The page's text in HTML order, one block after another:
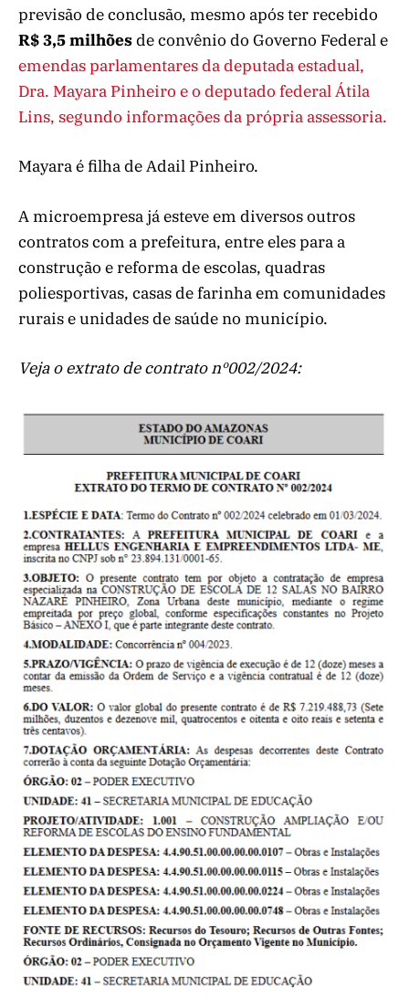
previsão de conclusão, mesmo após ter recebido
R$ 3,5 milhõesde convênio do Governo Federal e
emendas parlamentares da deputada estadual,
Dra. Mayara Pinheiro e o deputado federal Átila
Lins, segundo informações da própria assessoria.
Mayara é filha de Adail Pinheiro.
A microempresa já esteve em diversos outros
contratos com a prefeitura, entre eles para a
construção e reforma de escolas, quadras
poliesportivas, casas de farinha em comunidades
rurais e unidades de saúde no município.
Veja o extrato de contrato nº002/2024: